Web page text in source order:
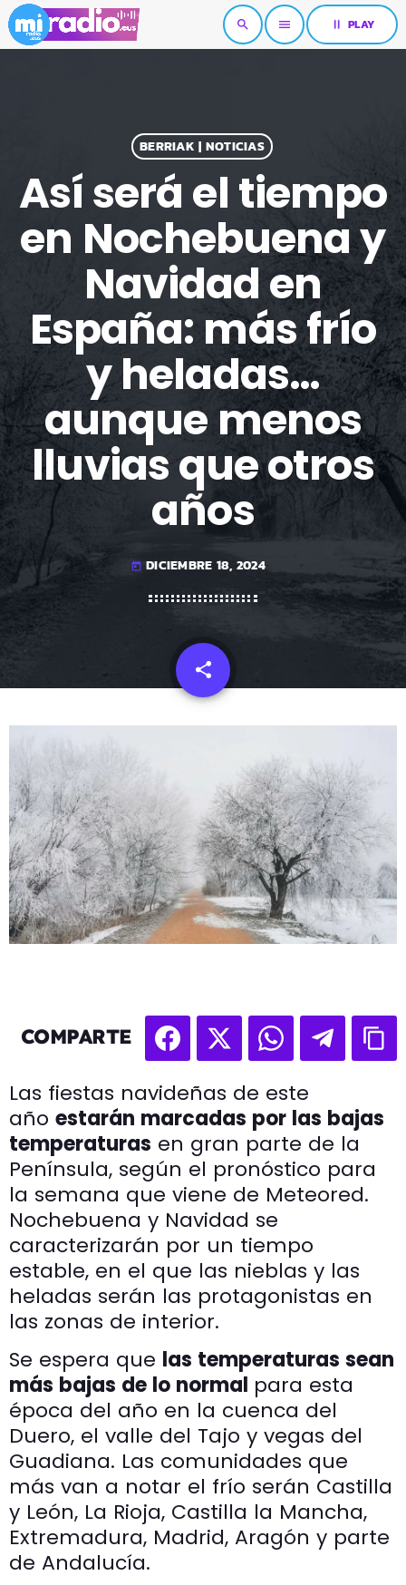
search menu pause PLAY
BERRIAK | NOTICIAS
Así será el tiempo
en Nochebuena y
Navidad en
España: más frío
y heladas…
aunque menos
lluvias que otros
años
today DICIEMBRE 18, 2024
share
email
COMPARTE
Las fiestas navideñas de este
año estarán marcadas por las bajas
temperaturas en gran parte de la
Península, según el pronóstico para
la semana que viene de Meteored.
Nochebuena y Navidad se
caracterizarán por un tiempo
estable, en el que las nieblas y las
heladas serán las protagonistas en
las zonas de interior.
Se espera que las temperaturas sean
más bajas de lo normal para esta
época del año en la cuenca del
Duero, el valle del Tajo y vegas del
Guadiana. Las comunidades que
más van a notar el frío serán Castilla
y León, La Rioja, Castilla la Mancha,
Extremadura, Madrid, Aragón y parte
de Andalucía.